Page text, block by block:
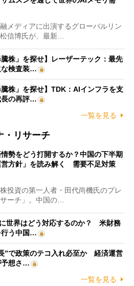
メディアに出演するグローバルリン
信博氏が、最新…
騰株」を探せ】レーザーテック：最先
な検査装…
騰株」を探せ】TDK：AIインフラを支
の再評…
一覧を見る
・リサーチ
勢をどう打開するか？中国の下半期
営方針」を読み解く 需要不足対策
投資の第一人者・田代尚機氏のプレ
ーチ」。中国の…
世界はどう対応するのか？ 米財務
行う中国…
”で政策のテコ入れ必至か 経済運営
予想さ…
一覧を見る